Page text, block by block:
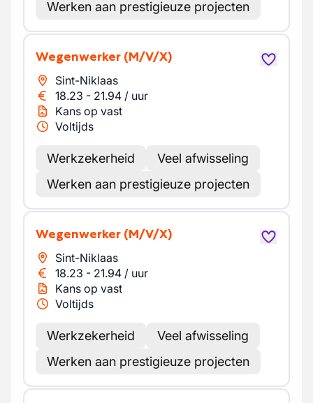
Werken aan prestigieuze projecten
Wegenwerker (M/V/X)
Sint-Niklaas
18.23 - 21.94 / uur
Kans op vast
Voltijds
Werkzekerheid
Veel afwisseling
Werken aan prestigieuze projecten
Wegenwerker (M/V/X)
Sint-Niklaas
18.23 - 21.94 / uur
Kans op vast
Voltijds
Werkzekerheid
Veel afwisseling
Werken aan prestigieuze projecten